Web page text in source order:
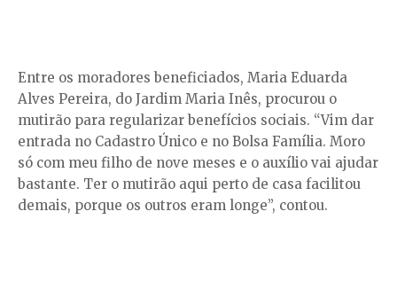
Entre os moradores beneficiados, Maria Eduarda
Alves Pereira, do Jardim Maria Inês, procurou o
mutirão para regularizar benefícios sociais. “Vim dar
entrada no Cadastro Único e no Bolsa Família. Moro
só com meu filho de nove meses e o auxílio vai ajudar
bastante. Ter o mutirão aqui perto de casa facilitou
demais, porque os outros eram longe”, contou.